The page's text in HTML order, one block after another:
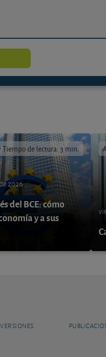
Tiempo de lectura: 3 min.
2026
del BCE: cómo
y a sus